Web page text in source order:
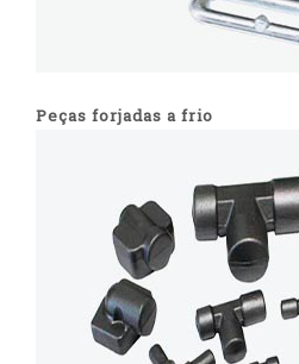
Peças forjadas a frio